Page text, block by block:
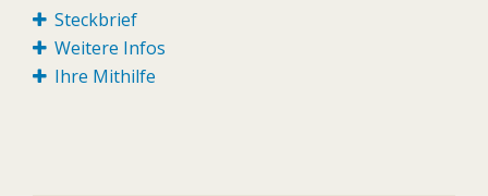
Steckbrief
Weitere Infos
Ihre Mithilfe